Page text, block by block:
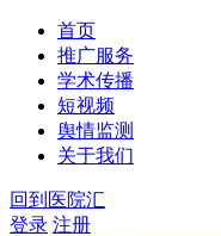
首页
推广服务
学术传播
短视频
舆情监测
关于我们
回到医院汇
登录 注册